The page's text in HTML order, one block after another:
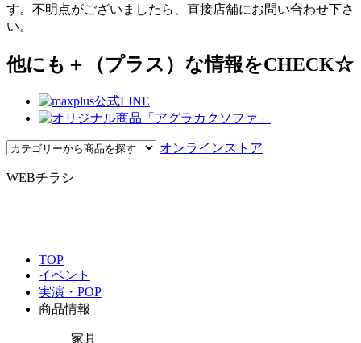
す。不明点がございましたら、直接店舗にお問い合わせ下さ
い。
他にも＋（プラス）な情報をCHECK☆
オンラインストア
WEBチラシ
TOP
イベント
実演・POP
商品情報
家具